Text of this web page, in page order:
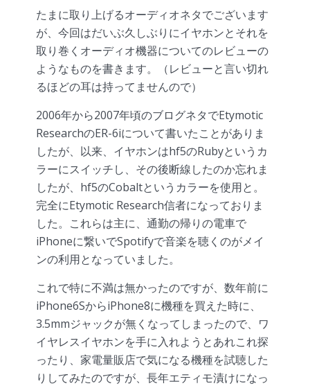
たまに取り上げるオーディオネタでございます
が、今回はだいぶ久しぶりにイヤホンとそれを
取り巻くオーディオ機器についてのレビューの
ようなものを書きます。（レビューと言い切れ
るほどの耳は持ってませんので）
2006年から2007年頃のブログネタでEtymotic
ResearchのER-6iについて書いたことがありま
したが、以来、イヤホンはhf5のRubyというカ
ラーにスイッチし、その後断線したのか忘れま
したが、hf5のCobaltというカラーを使用と。
完全にEtymotic Research信者になっておりま
した。これらは主に、通勤の帰りの電車で
iPhoneに繋いでSpotifyで音楽を聴くのがメイ
ンの利用となっていました。
これで特に不満は無かったのですが、数年前に
iPhone6SからiPhone8に機種を買えた時に、
3.5mmジャックが無くなってしまったので、ワ
イヤレスイヤホンを手に入れようとあれこれ探
ったり、家電量販店で気になる機種を試聴した
りしてみたのですが、長年エティモ漬けになっ